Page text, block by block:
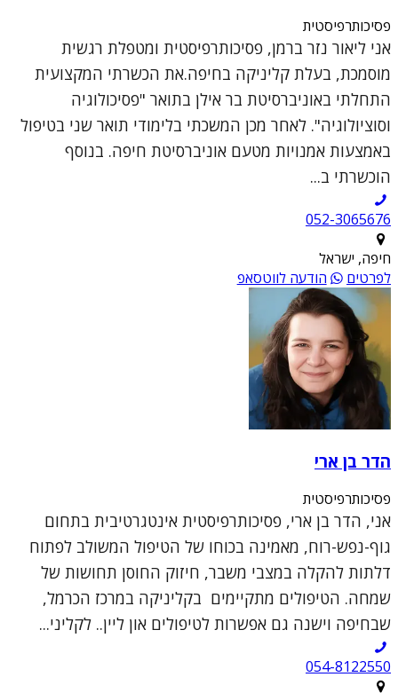
פסיכותרפיסטית
אני ליאור נזר ברמן, פסיכותרפיסטית ומטפלת רגשית
מוסמכת, בעלת קליניקה בחיפה.את הכשרתי המקצועית
התחלתי באוניברסיטת בר אילן בתואר "פסיכולוגיה
וסוציולוגיה". לאחר מכן המשכתי בלימודי תואר שני בטיפול
באמצעות אמנויות מטעם אוניברסיטת חיפה. בנוסף
הוכשרתי ב...
052-3065676
חיפה, ישראל
לפרטים
הודעה לווטסאפ
הדר בן ארי
פסיכותרפיסטית
אני, הדר בן ארי, פסיכותרפיסטית אינטגרטיבית בתחום
גוף-נפש-רוח, מאמינה בכוחו של הטיפול המשולב לפתוח
דלתות להקלה במצבי משבר, חיזוק החוסן תחושות של
שמחה. הטיפולים מתקיימים בקליניקה במרכז הכרמל,
שבחיפה וישנה גם אפשרות לטיפולים און ליין.. לקליני...
054-8122550